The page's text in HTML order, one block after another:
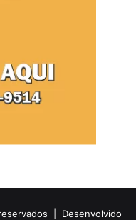
| Desenvolvido